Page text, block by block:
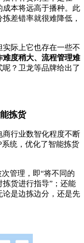
本将远高于播种。此
差错率就很难降低，
际上它也存在一些不
度稍大、流程管理难
？卫龙等品牌给出了
拣货
行业数智化程度不断
统，优化了智能拣货
管理，即“将不同的
货进行指导”；还能
是边拣边分，还是先